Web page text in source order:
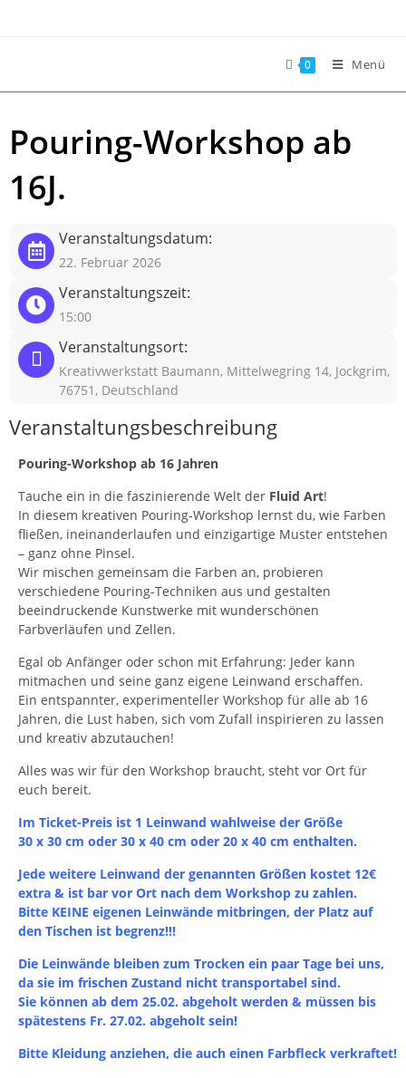
0 Menü
Pouring-Workshop ab
16J.
Veranstaltungsdatum:
22. Februar 2026
Veranstaltungszeit:
15:00
Veranstaltungsort:
Kreativwerkstatt Baumann, Mittelwegring 14, Jockgrim,
76751, Deutschland
Veranstaltungsbeschreibung
Pouring-Workshop ab 16 Jahren
Tauche ein in die faszinierende Welt der Fluid Art!
In diesem kreativen Pouring-Workshop lernst du, wie Farben
fließen, ineinanderlaufen und einzigartige Muster entstehen
– ganz ohne Pinsel.
Wir mischen gemeinsam die Farben an, probieren
verschiedene Pouring-Techniken aus und gestalten
beeindruckende Kunstwerke mit wunderschönen
Farbverläufen und Zellen.
Egal ob Anfänger oder schon mit Erfahrung: Jeder kann
mitmachen und seine ganz eigene Leinwand erschaffen.
Ein entspannter, experimenteller Workshop für alle ab 16
Jahren, die Lust haben, sich vom Zufall inspirieren zu lassen
und kreativ abzutauchen!
Alles was wir für den Workshop braucht, steht vor Ort für
euch bereit.
Im Ticket-Preis ist 1 Leinwand wahlweise der Größe
30 x 30 cm oder 30 x 40 cm oder 20 x 40 cm enthalten.
Jede weitere Leinwand der genannten Größen kostet 12€
extra & ist bar vor Ort nach dem Workshop zu zahlen.
Bitte KEINE eigenen Leinwände mitbringen, der Platz auf
den Tischen ist begrenz!!!
Die Leinwände bleiben zum Trocken ein paar Tage bei uns,
da sie im frischen Zustand nicht transportabel sind.
Sie können ab dem 25.02. abgeholt werden & müssen bis
spätestens Fr. 27.02. abgeholt sein!
Bitte Kleidung anziehen, die auch einen Farbfleck verkraftet!